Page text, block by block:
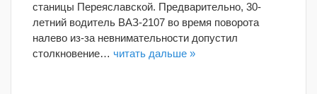
станицы Переяславской. Предварительно, 30-
летний водитель ВАЗ-2107 во время поворота
налево из-за невнимательности допустил
столкновение… читать дальше »